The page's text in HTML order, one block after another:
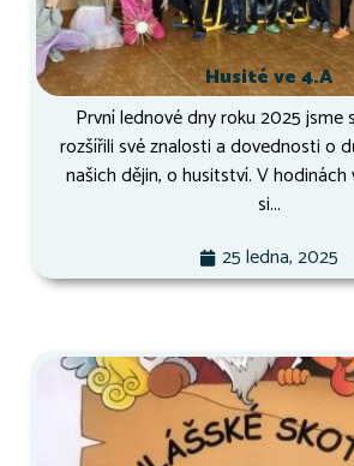
Husité ve 4.A
První lednové dny roku 2025 jsme
rozšířili své znalosti a dovednosti o
našich dějin, o husitství. V
si...
25 ledna, 2025